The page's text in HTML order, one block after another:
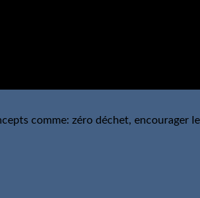
comme: zéro déchet, encourager